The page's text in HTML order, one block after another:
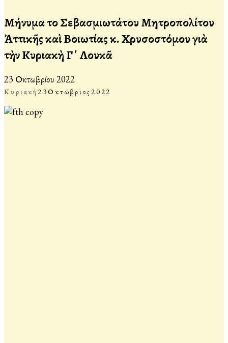
Μήνυμα τοῦ Σεβασμιωτάτου Μητροπολίτου
Ἀττικῆς καὶ Βοιωτίας κ. Χρυσοστόμου γιὰ
τὴν Κυριακὴ Γ΄ Λουκᾶ
23 Οκτωβρίου 2022
Κυριακή23Οκτώβριος2022